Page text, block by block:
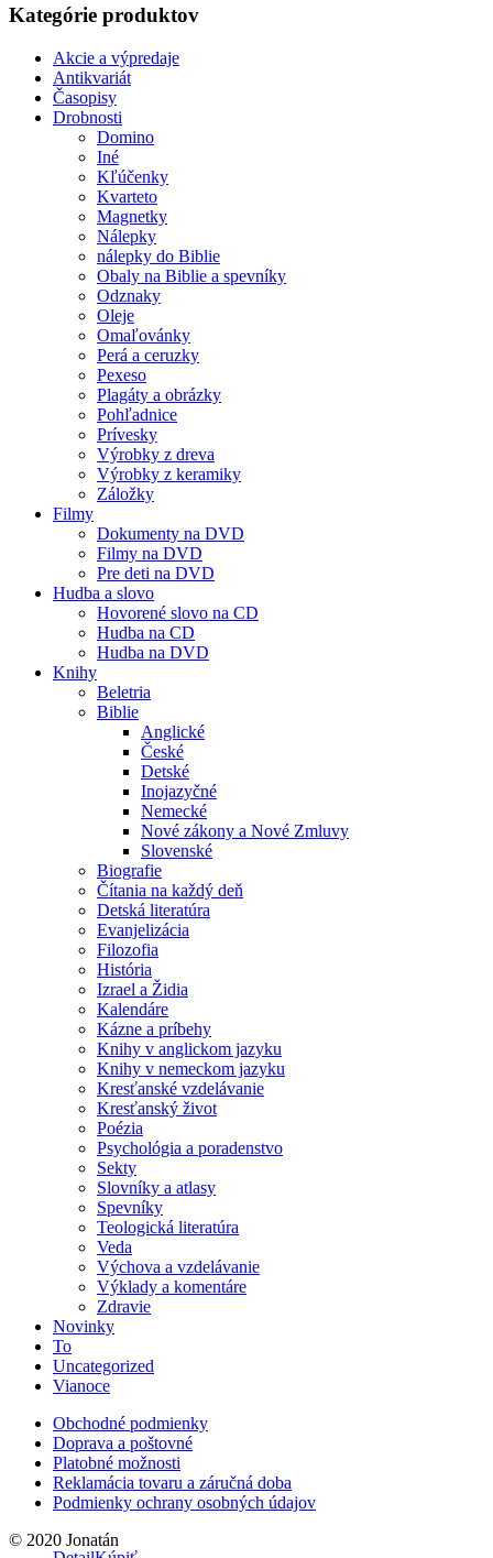
Kategórie produktov
Akcie a výpredaje
Antikvariát
Časopisy
Drobnosti
Domino
Iné
Kľúčenky
Kvarteto
Magnetky
Nálepky
nálepky do Biblie
Obaly na Biblie a spevníky
Odznaky
Oleje
Omaľovánky
Perá a ceruzky
Pexeso
Plagáty a obrázky
Pohľadnice
Prívesky
Výrobky z dreva
Výrobky z keramiky
Záložky
Filmy
Dokumenty na DVD
Filmy na DVD
Pre deti na DVD
Hudba a slovo
Hovorené slovo na CD
Hudba na CD
Hudba na DVD
Knihy
Beletria
Biblie
Anglické
České
Detské
Inojazyčné
Nemecké
Nové zákony a Nové Zmluvy
Slovenské
Biografie
Čítania na každý deň
Detská literatúra
Evanjelizácia
Filozofia
História
Izrael a Židia
Kalendáre
Kázne a príbehy
Knihy v anglickom jazyku
Knihy v nemeckom jazyku
Kresťanské vzdelávanie
Kresťanský život
Poézia
Psychológia a poradenstvo
Sekty
Slovníky a atlasy
Spevníky
Teologická literatúra
Veda
Výchova a vzdelávanie
Výklady a komentáre
Zdravie
Novinky
To
Uncategorized
Vianoce
Obchodné podmienky
Doprava a poštovné
Platobné možnosti
Reklamácia tovaru a záručná doba
Podmienky ochrany osobných údajov
© 2020 Jonatán